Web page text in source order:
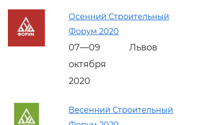
Осенний Строительный
Форум 2020
07—09
октября
2020
Львов
Весенний Строительный